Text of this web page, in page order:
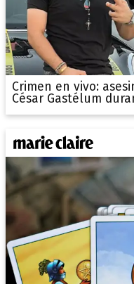
Crimen en vivo:
César Gastélum